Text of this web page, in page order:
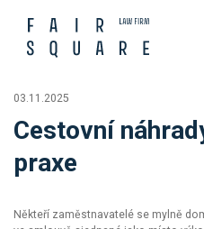
03.11.2025
Cestovní
praxe
Někteří zaměstnavatelé se mylně